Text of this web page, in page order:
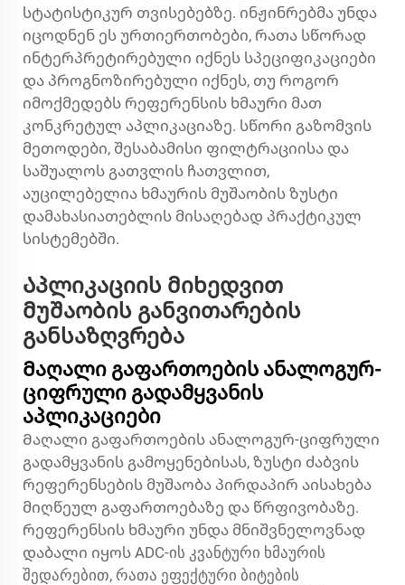
სტატისტიკურ თვისებებზე. ინჟინრებმა უნდა
იცოდნენ ეს ურთიერთობები, რათა სწორად
ინტერპრეტირებული იქნეს სპეციფიკაციები
და პროგნოზირებული იქნეს, თუ როგორ
იმოქმედებს რეფერენსის ხმაური მათ
კონკრეტულ აპლიკაციაზე. სწორი გაზომვის
მეთოდები, შესაბამისი ფილტრაციისა და
საშუალოს გათვლის ჩათვლით,
აუცილებელია ხმაურის მუშაობის ზუსტი
დამახასიათებლის მისაღებად პრაქტიკულ
სისტემებში.
Აპლიკაციის მიხედვით
მუშაობის განვითარების
განსაზღვრება
Მაღალი გაფართოების ანალოგურ-
ციფრული გადამყვანის
აპლიკაციები
Მაღალი გაფართოების ანალოგურ-ციფრული
გადამყვანის გამოყენებისას, ზუსტი ძაბვის
რეფერენსების მუშაობა პირდაპირ აისახება
მიღწეულ გაფართოებაზე და წრფივობაზე.
რეფერენსის ხმაური უნდა მნიშვნელოვნად
დაბალი იყოს ADC-ის კვანტური ხმაურის
შედარებით, რათა ეფექტური ბიტების